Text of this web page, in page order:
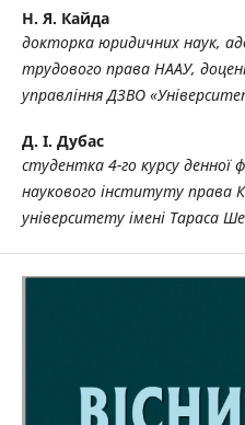
Н. Я. Кайда
докторка юридичних наук,
трудового права НААУ,
управління ДЗВО
Д. І. Дубас
студентка 4-го курсу
наукового інституту права
університету імені Тараса